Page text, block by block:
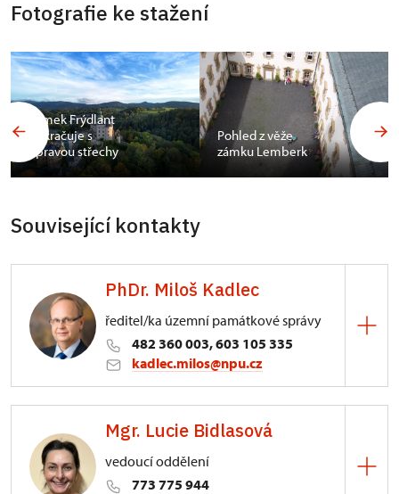
Fotografie ke stažení
Zámek Frýdlant
pokračuje s
opravou střechy
Pohled z věže
zámku Lemberk
Související kontakty
PhDr. Miloš Kadlec
ředitel/ka územní památkové správy
482 360 003, 603 105 335
kadlec.milos@npu.cz
3/, Sychrov 3
Mgr. Lucie Bidlasová
vedoucí oddělení
773 775 944